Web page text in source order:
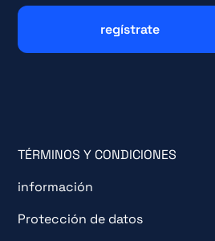
TÉRMINOS Y CONDICIONES
información
Protección de datos